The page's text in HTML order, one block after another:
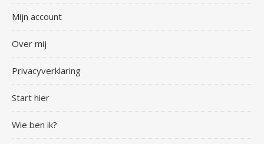
Mijn account
Over mij
Privacyverklaring
Start hier
Wie ben ik?